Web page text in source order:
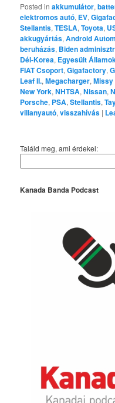
Posted in akkumulátor,
elektromos autó, EV,
Stellantis,TESLA,Toyota,
akkugyártás,Android
beruházás, Biden
Dél-Korea, Egyesült
FIAT Csoport,Gigafactory,
Leaf II.,Megacharger,Missy
New York,NHTSA,Nissan,
Porsche, PSA,Stellantis,
villanyautó,visszahívás |
Találd meg, ami érdekel:
Kanada Banda Podcast